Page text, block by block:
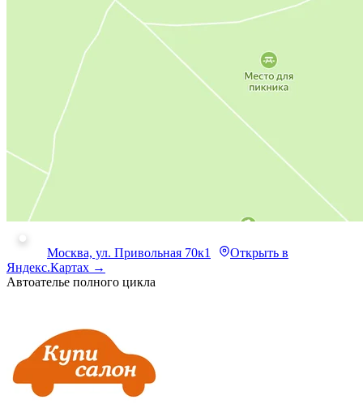
Москва, ул. Привольная 70к1
Открыть в
Яндекс.Картах →
Автоателье полного цикла